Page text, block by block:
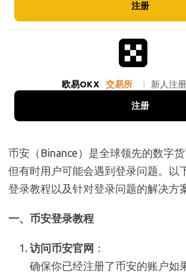
注册
欧易OKX 交易所 | 新人注
注册
币安（Binance）是全球领先的数字货
但有时用户可能会遇到登录问题。以
登录教程以及针对登录问题的解决方
一、币安登录教程
访问币安官网 ：
确保你已经注册了币安的账户如